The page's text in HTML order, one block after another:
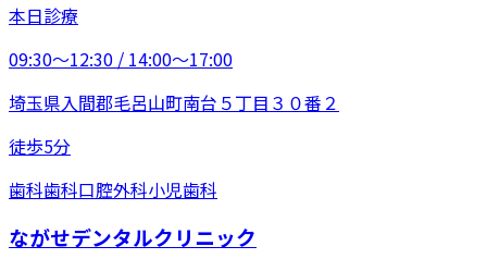
本日診療
09:30〜12:30 / 14:00〜17:00
埼玉県入間郡毛呂山町南台５丁目３０番２
徒歩5分
歯科歯科口腔外科小児歯科
ながせデンタルクリニック